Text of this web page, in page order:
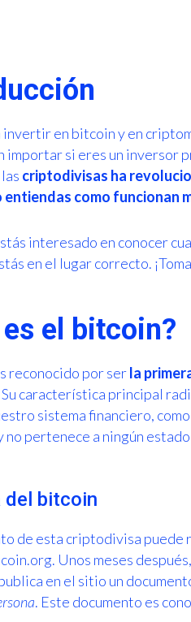
en bitcoin y en
importar si eres un inversor
criptodivisas ha
entiendas como funcionan
interesado en conocer
en el lugar correcto.
es el bitcoin?
reconocido por serla
Su característica principal
sistema financiero,
no pertenece a ningún
del bitcoin
de esta criptodivisa puede
Unos meses
en el sitio un
. Este documento es